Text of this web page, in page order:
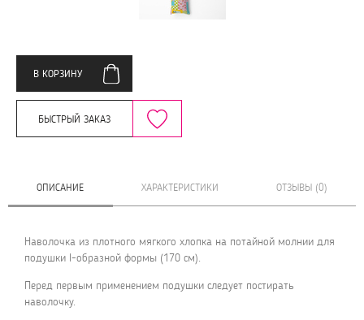
В КОРЗИНУ
БЫСТРЫЙ ЗАКАЗ
ОПИСАНИЕ ХАРАКТЕРИСТИКИ ОТЗЫВЫ (0)
Наволочка из плотного мягкого хлопка на потайной молнии для
подушки I-образной формы (170 см).
Перед первым применением подушки следует постирать
наволочку.